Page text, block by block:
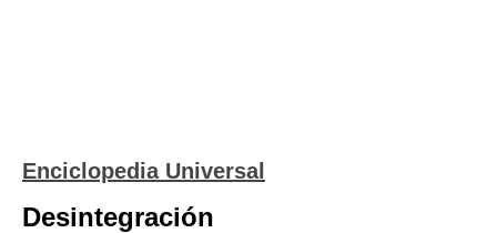
Enciclopedia Universal
Desintegración